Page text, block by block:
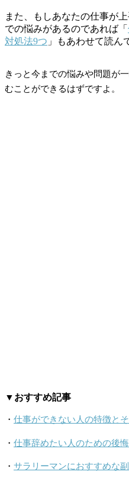
また、もしあなたの仕事が
での悩みがあるのであれば「
対処法9つ 」もあわせて読ん
きっと今までの悩みや問題が
むことができるはずですよ。
▼おすすめ記事
・ 仕事ができない人の特徴と
・ 仕事辞めたい人のための後
・ サラリーマンにおすすめな